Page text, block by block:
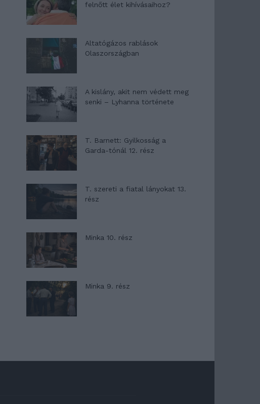
felnőtt élet kihívásaihoz?
Altatógázos rablások
Olaszországban
A kislány, akit nem védett meg
senki – Lyhanna története
T. Barnett: Gyilkosság a
Garda-tónál 12. rész
T. szereti a fiatal lányokat 13.
rész
Minka 10. rész
Minka 9. rész